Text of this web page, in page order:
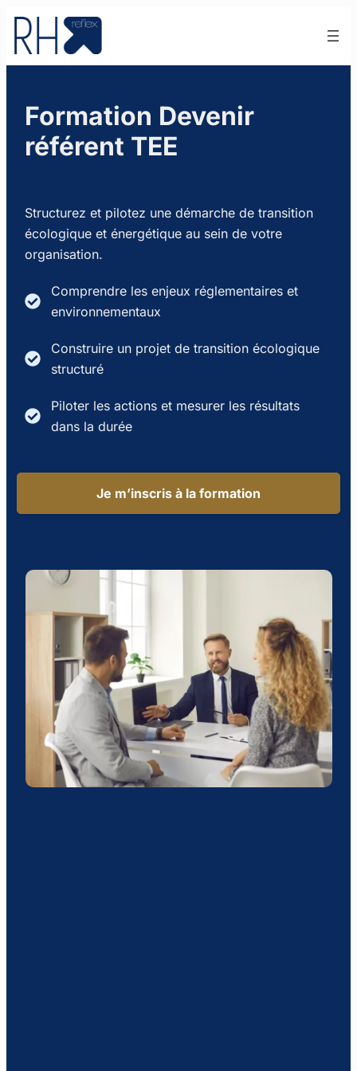
Aller
au
contenu
Formation Devenir
référent TEE
Structurez et pilotez une démarche de transition
écologique et énergétique au sein de votre
organisation.
Comprendre les enjeux réglementaires et
environnementaux
Construire un projet de transition écologique
structuré
Piloter les actions et mesurer les résultats
dans la durée
Je m’inscris à la formation